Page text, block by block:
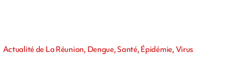
Actualité de La Réunion, Dengue, Santé, Épidémie, Virus